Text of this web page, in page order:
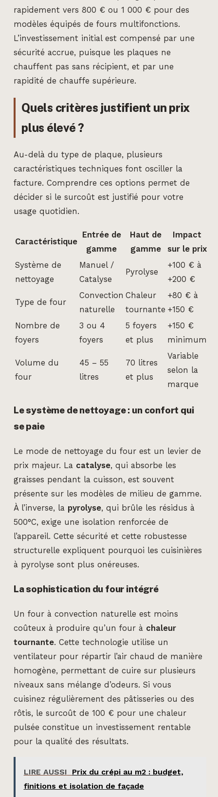
rapidement vers 800 € ou 1 000 € pour des
modèles équipés de fours multifonctions.
L’investissement initial est compensé par une
sécurité accrue, puisque les plaques ne
chauffent pas sans récipient, et par une
rapidité de chauffe supérieure.
Quels critères justifient un prix
plus élevé ?
Au-delà du type de plaque, plusieurs
caractéristiques techniques font osciller la
facture. Comprendre ces options permet de
décider si le surcoût est justifié pour votre
usage quotidien.
Caractéristique
Entrée de
gamme
Haut de
gamme
Impact
sur le prix
Système de
nettoyage
Manuel /
Catalyse
Pyrolyse
+100 € à
+200 €
Type de four
Convection
naturelle
Chaleur
tournante
+80 € à
+150 €
Nombre de
foyers
3 ou 4
foyers
5 foyers
et plus
+150 €
minimum
Volume du
four
45 – 55
litres
70 litres
et plus
Variable
selon la
marque
Le système de nettoyage : un confort qui
se paie
Le mode de nettoyage du four est un levier de
prix majeur. La catalyse, qui absorbe les
graisses pendant la cuisson, est souvent
présente sur les modèles de milieu de gamme.
À l’inverse, la pyrolyse, qui brûle les résidus à
500°C, exige une isolation renforcée de
l’appareil. Cette sécurité et cette robustesse
structurelle expliquent pourquoi les cuisinières
à pyrolyse sont plus onéreuses.
La sophistication du four intégré
Un four à convection naturelle est moins
coûteux à produire qu’un four à chaleur
tournante. Cette technologie utilise un
ventilateur pour répartir l’air chaud de manière
homogène, permettant de cuire sur plusieurs
niveaux sans mélange d’odeurs. Si vous
cuisinez régulièrement des pâtisseries ou des
rôtis, le surcoût de 100 € pour une chaleur
pulsée constitue un investissement rentable
pour la qualité des résultats.
LIRE AUSSI
Prix du crépi au m2 : budget,
finitions et isolation de façade